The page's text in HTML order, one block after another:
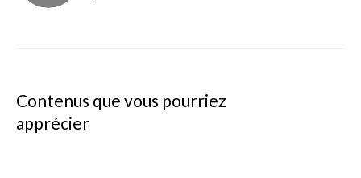
Contenus que vous pourriez
apprécier